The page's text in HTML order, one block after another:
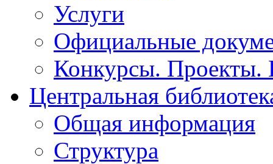
Услуги
Официальные
Конкурсы.
Центральная
Общая информация
Структура